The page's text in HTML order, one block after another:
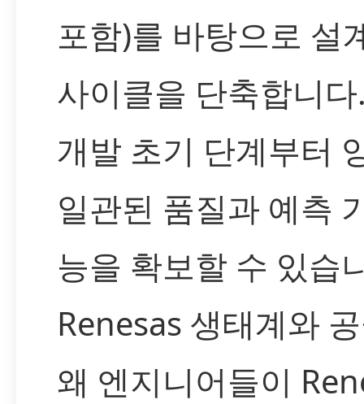
포함)를 바탕으로 설
사이클을 단축합니
개발 초기 단계부터
일관된 품질과 예측
능을 확보할 수 있습
Renesas 생태계와
왜 엔지니어들이